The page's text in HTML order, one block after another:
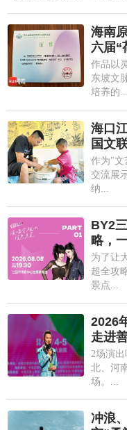
海南
六届“
作品以
东坡文
培养的...
海口
国文
作为"文
交流展
纳...
BY2
略，
为了让
超全攻
景点...
2026
走进
2场演
北、河
场。...
冲浪